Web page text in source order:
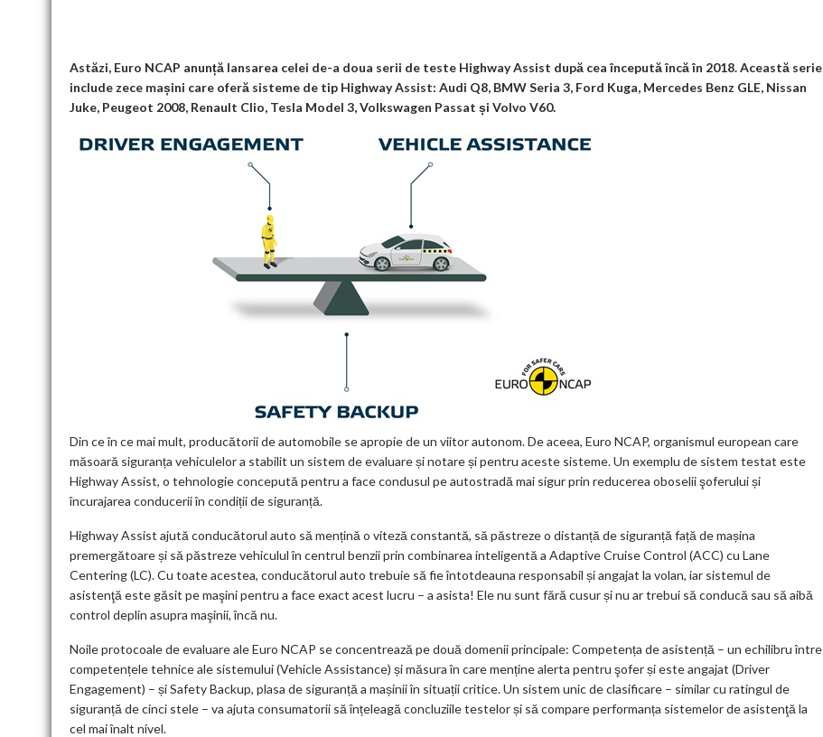
k
p
m
o
o
k
m
Astăzi, Euro NCAP anunță lansarea celei de-a doua serii de teste Highway Assist după cea începută încă în 2018. Această serie
include zece mașini care oferă sisteme de tip Highway Assist: Audi Q8, BMW Seria 3, Ford Kuga, Mercedes Benz GLE, Nissan
Juke, Peugeot 2008, Renault Clio, Tesla Model 3, Volkswagen Passat și Volvo V60.
Din ce în ce mai mult, producătorii de automobile se apropie de un viitor autonom. De aceea, Euro NCAP, organismul european care
măsoară siguranța vehiculelor a stabilit un sistem de evaluare și notare și pentru aceste sisteme. Un exemplu de sistem testat este
Highway Assist, o tehnologie concepută pentru a face condusul pe autostradă mai sigur prin reducerea oboselii şoferului și
încurajarea conducerii în condiții de siguranță.
Highway Assist ajută conducătorul auto să mențină o viteză constantă, să păstreze o distanță de siguranță față de mașina
premergătoare și să păstreze vehiculul în centrul benzii prin combinarea inteligentă a Adaptive Cruise Control (ACC) cu Lane
Centering (LC). Cu toate acestea, conducătorul auto trebuie să fie întotdeauna responsabil și angajat la volan, iar sistemul de
asistenţă este găsit pe maşini pentru a face exact acest lucru – a asista! Ele nu sunt fără cusur și nu ar trebui să conducă sau să aibă
control deplin asupra maşinii, încă nu.
Noile protocoale de evaluare ale Euro NCAP se concentrează pe două domenii principale: Competența de asistență – un echilibru între
competențele tehnice ale sistemului (Vehicle Assistance) și măsura în care menține alerta pentru şofer și este angajat (Driver
Engagement) – și Safety Backup, plasa de siguranță a mașinii în situații critice. Un sistem unic de clasificare – similar cu ratingul de
siguranță de cinci stele – va ajuta consumatorii să înțeleagă concluziile testelor și să compare performanța sistemelor de asistenţă la
cel mai înalt nivel.